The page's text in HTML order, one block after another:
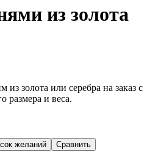
из золота
золота или серебра на заказ с
размера и веса.
желаний Сравнить